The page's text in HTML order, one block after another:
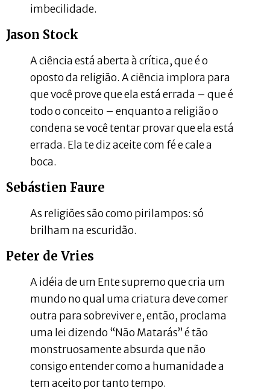
imbecilidade.
Jason Stock
A ciência está aberta à crítica, que é o
oposto da religião. A ciência implora para
que você prove que ela está errada – que é
todo o conceito – enquanto a religião o
condena se você tentar provar que ela está
errada. Ela te diz aceite com fé e cale a
boca.
Sebástien Faure
As religiões são como pirilampos: só
brilham na escuridão.
Peter de Vries
A idéia de um Ente supremo que cria um
mundo no qual uma criatura deve comer
outra para sobreviver e, então, proclama
uma lei dizendo “Não Matarás” é tão
monstruosamente absurda que não
consigo entender como a humanidade a
tem aceito por tanto tempo.